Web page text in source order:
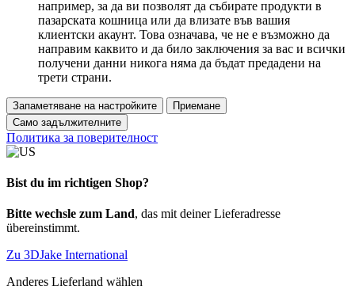
например, за да ви позволят да събирате продукти в
пазарската кошница или да влизате във вашия
клиентски акаунт. Това означава, че не е възможно да
направим каквито и да било заключения за вас и всички
получени данни никога няма да бъдат предадени на
трети страни.
Запаметяване на настройките
Приемане
Само задължителните
Политика за поверителност
Bist du im richtigen Shop?
Bitte wechsle zum Land, das mit deiner Lieferadresse
übereinstimmt.
Zu 3DJake International
Anderes Lieferland wählen